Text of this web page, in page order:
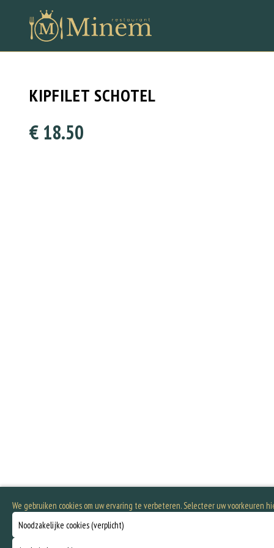
KIPFILET SCHOTEL
€ 18.50
We gebruiken cookies om uw ervaring te verbeteren. Selecteer uw voorkeuren
Noodzakelijke cookies (verplicht)